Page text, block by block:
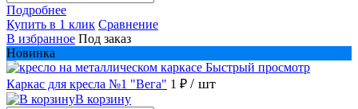
Подробнее
Купить в 1 клик Сравнение
В избранное Под заказ
Новинка
Быстрый просмотр
Каркас для кресла №1 "Вега" 1 ₽ / шт
В корзину